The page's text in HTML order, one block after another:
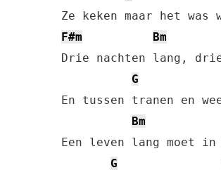
F#m
Bm
Drie nachten lang,
G
En tussen tranen en
Bm
Een leven lang moet in
G